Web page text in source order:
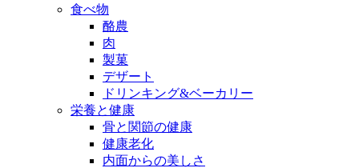
食べ物
酪農
肉
製菓
デザート
ドリンキング&ベーカリー
栄養と健康
骨と関節の健康
健康老化
内面からの美しさ